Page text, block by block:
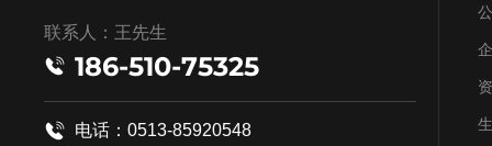
联系人：王先生
186-510-75325
电话：0513-85920548